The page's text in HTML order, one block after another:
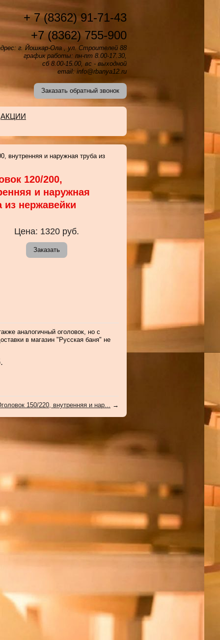
+ 7 (8362) 91-71-43
+7 (8362) 755-900
г. Йошкар-Ола , ул. Строителей 88
график работы: пн-пт 8.00-17.30,
сб 8.00-15.00, вс - выходной
email: info@rbanya12.ru
Заказать обратный звонок
АКЦИИ
внутренняя и наружная труба из
120/200,
и наружная
из нержавейки
Цена: 1320 руб.
Заказать
аналогичный оголовок, но с
в магазин "Русская баня" не
150/220, внутренняя и нар... →